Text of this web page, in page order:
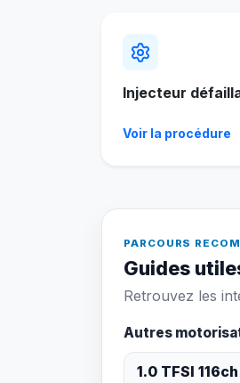
Injecteur
Voir la procédure
PARCOURS
Guides
Retrouvez les
Autres
1.0 TFSI 116ch